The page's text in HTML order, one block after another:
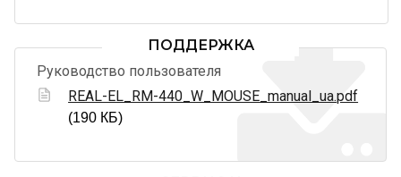
ПОДДЕРЖКА
Руководство пользователя
REAL-EL_RM-440_W_MOUSE_manual_ua.pdf
(190 КБ)